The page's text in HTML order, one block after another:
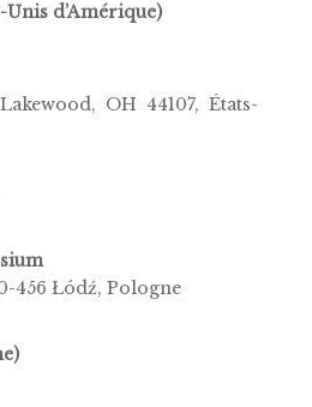
Unis d’Amérique)
OH 44107, États-
456 Łódź, Pologne